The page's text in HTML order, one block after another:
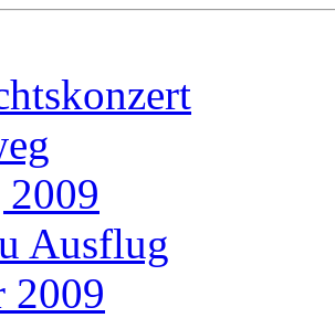
Ausflug
2009